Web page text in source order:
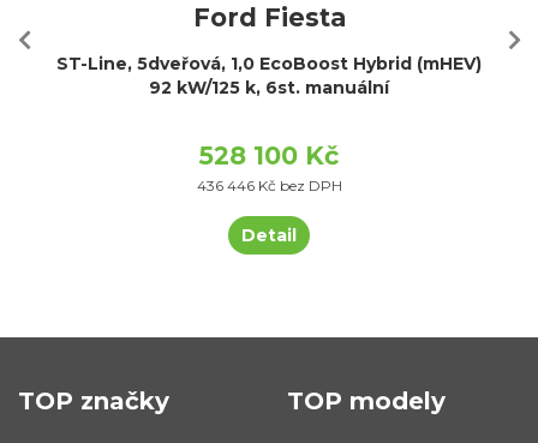
Ford Fiesta
ST-Line, 5dveřová, 1,0 EcoBoost Hybrid (mHEV)
92 kW/125 k, 6st. manuální
528 100 Kč
436 446 Kč bez DPH
Detail
TOP značky TOP modely